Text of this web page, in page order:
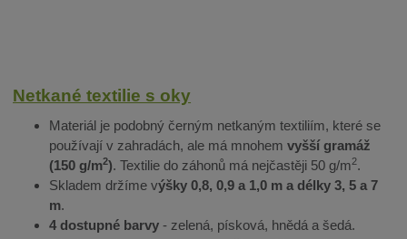
Netkané textilie s oky
Materiál je podobný černým netkaným textiliím, které se
používají v zahradách, ale má mnohemvyšší gramáž
(150 g/m2). Textilie do záhonů má nejčastěji 50 g/m2.
Skladem držíme výšky 0,8, 0,9 a 1,0 m a délky 3, 5 a 7
m.
4 dostupné barvy - zelená, písková, hnědá a šedá.